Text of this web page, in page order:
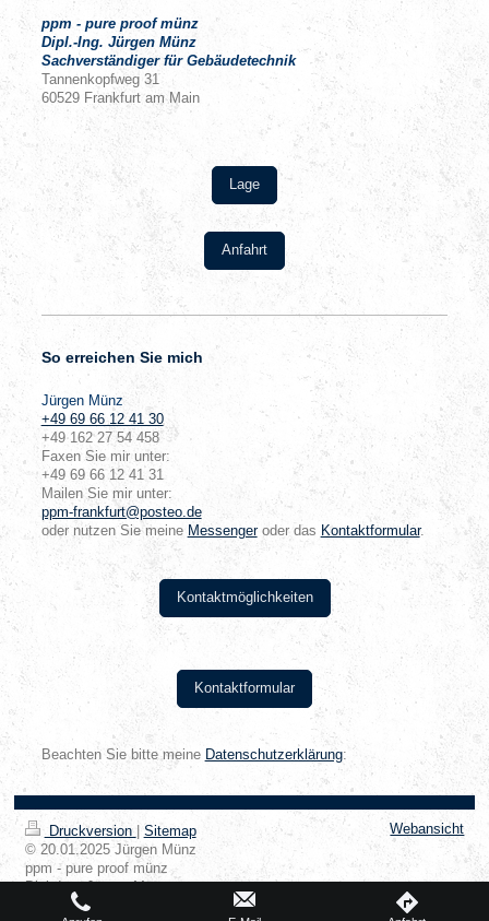
ppm - pure proof münz
Dipl.-Ing. Jürgen Münz
Sachverständiger für Gebäudetechnik
Tannenkopfweg 31
60529 Frankfurt am Main
Lage
Anfahrt
So erreichen Sie mich
Jürgen Münz
+49 69 66 12 41 30
+49 162 27 54 458
Faxen Sie mir unter:
+49 69 66 12 41 31
Mailen Sie mir unter:
ppm-frankfurt@posteo.de
oder nutzen Sie meine Messengeroder das Kontaktformular.
Kontaktmöglichkeiten
Kontaktformular
Beachten Sie bitte meine Datenschutzerklärung:
Druckversion
Sitemap
© 20.01.2025 Jürgen Münz
ppm - pure proof münz
Dipl.-Ing. Jürgen Münz
Sachverständiger für Gebäudetechnik
Webansicht